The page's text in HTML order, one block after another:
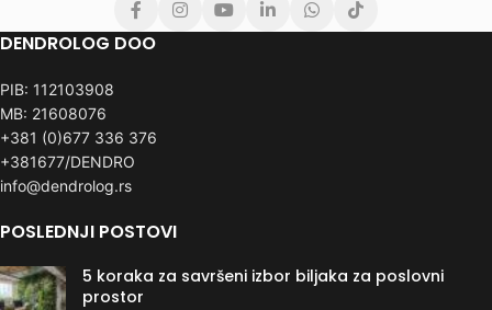
DENDROLOG DOO
PIB: 112103908
MB: 21608076
+381 (0)677 336 376
+381677/DENDRO
info@dendrolog.rs
POSLEDNJI POSTOVI
5 koraka za savršeni izbor biljaka za poslovni
prostor